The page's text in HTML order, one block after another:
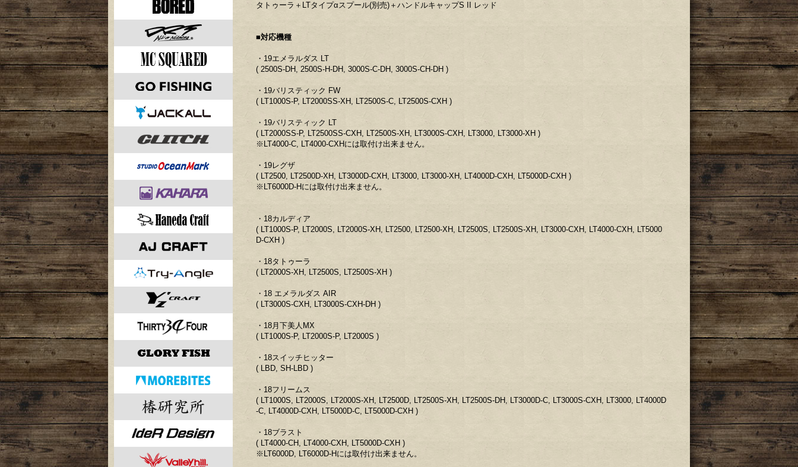
タトゥーラ＋LTタイプαスプール(別売)＋ハンドルキャップS II レッド
■対応機種
・19エメラルダス LT
( 2500S-DH, 2500S-H-DH, 3000S-C-DH, 3000S-CH-DH )
・19バリスティック FW
( LT1000S-P, LT2000SS-XH, LT2500S-C, LT2500S-CXH )
・19バリスティック LT
( LT2000SS-P, LT2500SS-CXH, LT2500S-XH, LT3000S-CXH, LT3000, LT3000-XH )
※LT4000-C, LT4000-CXHには取付け出来ません。
・19レグザ
( LT2500, LT2500D-XH, LT3000D-CXH, LT3000, LT3000-XH, LT4000D-CXH, LT5000D-CXH )
※LT6000D-Hには取付け出来ません。
・18カルディア
( LT1000S-P, LT2000S, LT2000S-XH, LT2500, LT2500-XH, LT2500S, LT2500S-XH, LT3000-CXH, LT4000-CXH, LT5000
D-CXH )
・18タトゥーラ
( LT2000S-XH, LT2500S, LT2500S-XH )
・18 エメラルダス AIR
( LT3000S-CXH, LT3000S-CXH-DH )
・18月下美人MX
( LT1000S-P, LT2000S-P, LT2000S )
・18スイッチヒッター
( LBD, SH-LBD )
・18フリームス
( LT1000S, LT2000S, LT2000S-XH, LT2500D, LT2500S-XH, LT2500S-DH, LT3000D-C, LT3000S-CXH, LT3000, LT4000D
-C, LT4000D-CXH, LT5000D-C, LT5000D-CXH )
・18ブラスト
( LT4000-CH, LT4000-CXH, LT5000D-CXH )
※LT6000D, LT6000D-Hには取付け出来ません。